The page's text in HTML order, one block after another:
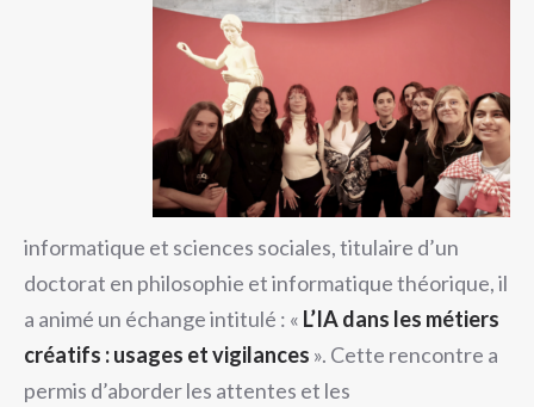
informatique et sciences sociales, titulaire d’un
doctorat en philosophie et informatique théorique, il
a animé un échange intitulé : « L’IA dans les métiers
créatifs : usages et vigilances ». Cette rencontre a
permis d’aborder les attentes et les